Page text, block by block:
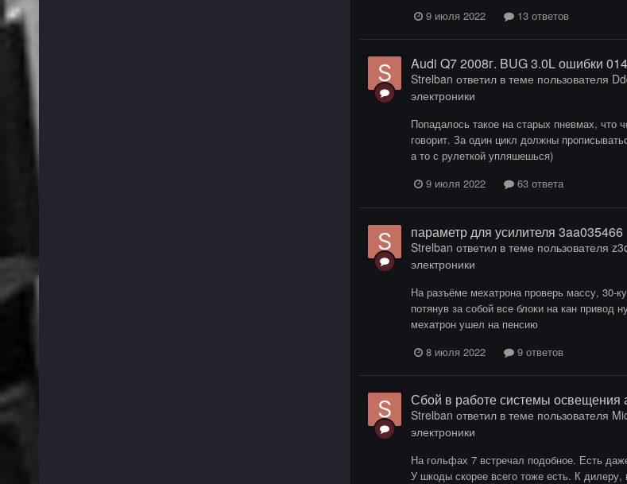
9 июля 2022
13 ответов
Audi Q7 2008г. BUG 3.0L ошибки
Strelban ответил в теме пользователя
электроники
Попадалось такое на старых пневмах, что
говорит. За один цикл должны
а то с рулеткой упляшешься)
9 июля 2022
63 ответа
параметр для усилителя 3aa035466
Strelban ответил в теме пользователя
электроники
На разъёме мехатрона проверь массу, 30-
потянув за собой все блоки на кан
мехатрон ушел на пенсию
8 июля 2022
9 ответов
Сбой в работе системы освещения
Strelban ответил в теме пользователя
электроники
На гольфах 7 встречал подобное. Есть
У шкоды скорее всего тоже есть. К